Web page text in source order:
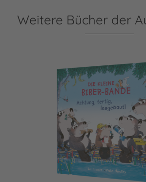
Weitere Bücher der